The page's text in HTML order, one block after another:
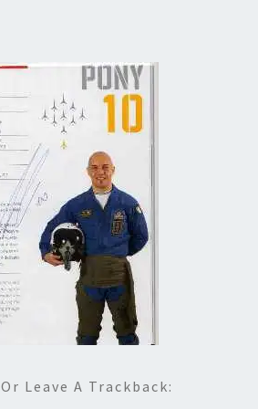
Or Leave A Trackback: